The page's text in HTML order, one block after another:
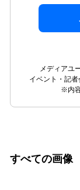
メディアユ
イベント・記者
※内
すべての画像